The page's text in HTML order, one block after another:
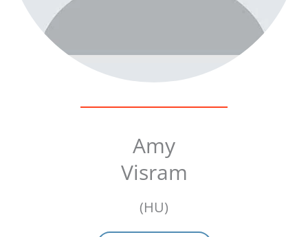
Amy
Visram
(HU)